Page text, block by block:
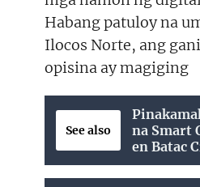
Habang patuloy na
Ilocos Norte, ang
opisina ay magiging
See also
na Smart
en Batac